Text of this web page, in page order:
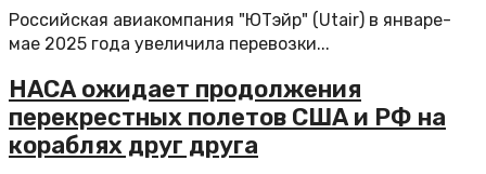
Российская авиакомпания "ЮТэйр" (Utair) в январе-
мае 2025 года увеличила перевозки...
НАСА ожидает продолжения
перекрестных полетов США и РФ на
кораблях друг друга